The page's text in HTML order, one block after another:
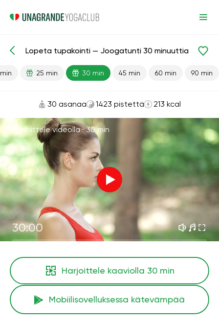
Valmiit oppitunnit Tavat Keuhkot
Lopeta tupakointi — Joogatunti 30 minuuttia
25 min 30 min 45 min 60 min 90 min
30 asanaa 1423 pistettä 213 kcal
Harjoittele videolla ·30 min
30:00
Harjoittele kaaviolla 30 min
Mobiilisovelluksessa kätevämpää